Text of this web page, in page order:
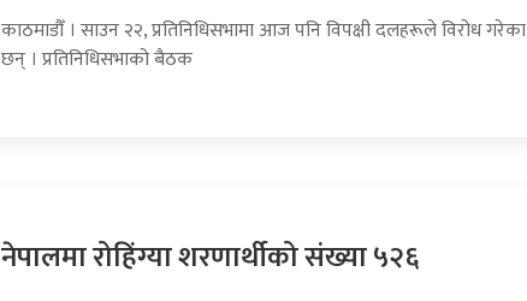
काठमाडौँ । साउन २२, प्रतिनिधिसभामा आज पनि विपक्षी दलहरूले विरोध गरेका
छन् । प्रतिनिधिसभाको बैठक
नेपालमा रोहिंग्या शरणार्थीको संख्या ५२६